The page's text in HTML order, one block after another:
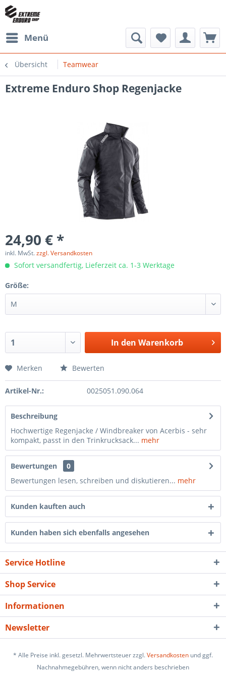
Menü
Übersicht Teamwear
Extreme Enduro Shop Regenjacke
24,90 € *
inkl. MwSt.zzgl. Versandkosten
Sofort versandfertig, Lieferzeit ca. 1-3 Werktage
Größe:
In den Warenkorb
Merken Bewerten
Artikel-Nr.: 0025051.090.064
Beschreibung
Hochwertige Regenjacke / Windbreaker von Acerbis - sehr
kompakt, passt in den Trinkrucksack... mehr
Bewertungen
0
Bewertungen lesen, schreiben und diskutieren... mehr
Kunden kauften auch
Kunden haben sich ebenfalls angesehen
Service Hotline
Shop Service
Informationen
Newsletter
* Alle Preise inkl. gesetzl. Mehrwertsteuer zzgl.Versandkosten und ggf.
Nachnahmegebühren, wenn nicht anders beschrieben